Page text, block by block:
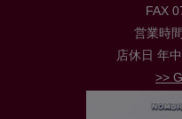
FAX
営業時
店休日 年
>>